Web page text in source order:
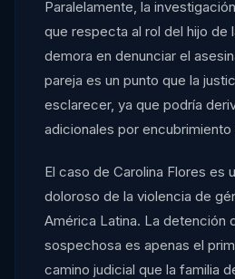
Paralelamente, la
que respecta al rol del hijo de
demora en denunciar el
pareja es un punto que la
esclarecer, ya que podría
adicionales por
El caso de Carolina Flores es
doloroso de la violencia de
América Latina. La detención
sospechosa es apenas el
camino judicial que la familia